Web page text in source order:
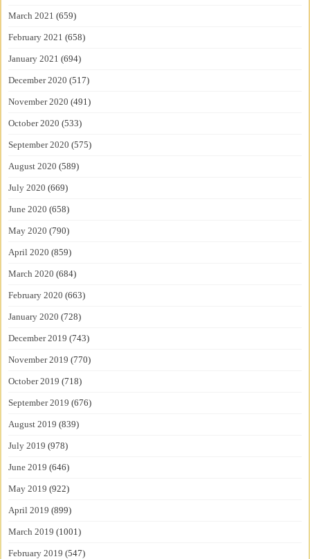
March 2021 (659)
February 2021 (658)
January 2021 (694)
December 2020 (517)
November 2020 (491)
October 2020 (533)
September 2020 (575)
August 2020 (589)
July 2020 (669)
June 2020 (658)
May 2020 (790)
April 2020 (859)
March 2020 (684)
February 2020 (663)
January 2020 (728)
December 2019 (743)
November 2019 (770)
October 2019 (718)
September 2019 (676)
August 2019 (839)
July 2019 (978)
June 2019 (646)
May 2019 (922)
April 2019 (899)
March 2019 (1001)
February 2019 (547)